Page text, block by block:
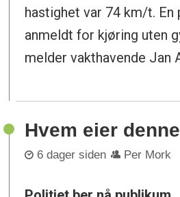
hastighet var 74 km/t. En
anmeldt for kjøring uten
melder vakthavende Jan
Hvem eier
6 dager siden Per Mork